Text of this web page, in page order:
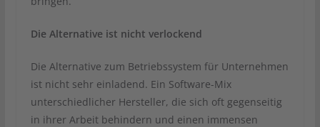
Die Alternative ist nicht verlockend
Die Alternative zum Betriebssystem für Unternehmen
ist nicht sehr einladend. Ein Software-Mix
unterschiedlicher Hersteller, die sich oft gegenseitig
in ihrer Arbeit behindern und einen immensen